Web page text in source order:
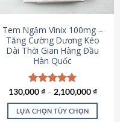
Tem Ngậm Vinix 100mg –
Tăng Cường Dương Kéo
Dài Thời Gian Hàng Đầu
Hàn Quốc
Được xếp
hạng5.00
5 sao
130,000₫– 2,100,000₫
LỰA CHỌN TÙY CHỌN